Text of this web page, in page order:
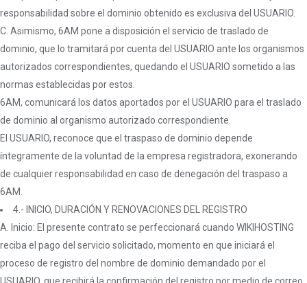
responsabilidad sobre el dominio obtenido es exclusiva del USUARIO.
C. Asimismo, 6AM pone a disposición el servicio de traslado de
dominio, que lo tramitará por cuenta del USUARIO ante los organismos
autorizados correspondientes, quedando el USUARIO sometido a las
normas establecidas por estos.
6AM, comunicará los datos aportados por el USUARIO para el traslado
de dominio al organismo autorizado correspondiente.
El USUARIO, reconoce que el traspaso de dominio depende
íntegramente de la voluntad de la empresa registradora, exonerando
de cualquier responsabilidad en caso de denegación del traspaso a
6AM.
4.- INICIO, DURACIÓN Y RENOVACIONES DEL REGISTRO
A. Inicio: El presente contrato se perfeccionará cuando WIKIHOSTING
reciba el pago del servicio solicitado, momento en que iniciará el
proceso de registro del nombre de dominio demandado por el